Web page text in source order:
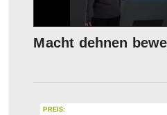
Macht dehnen
PREIS: